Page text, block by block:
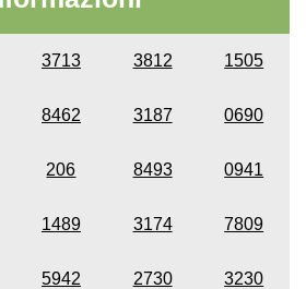
3713 3812 1505
8462 3187 0690
206 8493 0941
1489 3174 7809
5942 2730 3230